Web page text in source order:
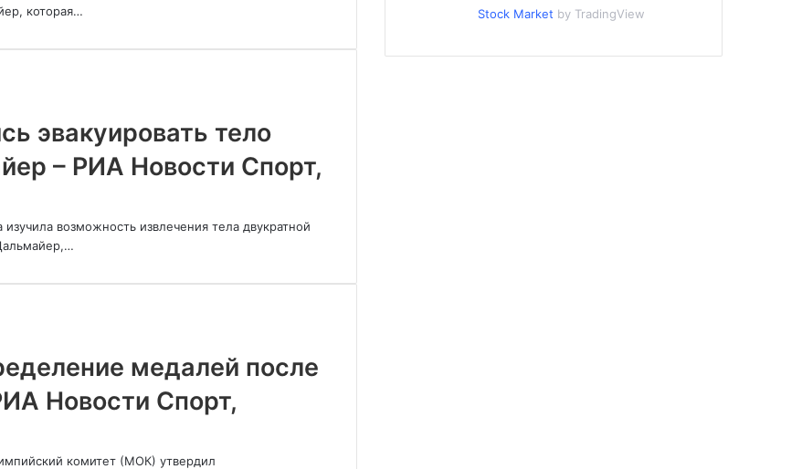
которая…
эвакуировать тело
– РИА Новости Спорт,
возможность извлечения тела двукратной
медалей после
Новости Спорт,
комитет (МОК) утвердил
Stock Market by TradingView